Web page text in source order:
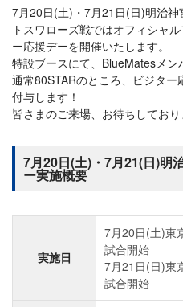
7月20日(土)・7月21日(日)明治
トスワローズ戦ではオフィシャ
ー応援デーを開催いたします。
特設ブースにて、BlueMatesメン
通常80STARのところ、ビジタ
付与します！
皆さまのご来場、お待ちしており
7月20日(土)・7月21(日)明
ー実施概要
実施日
7月20日(土)東
試合開始
7月21日(日)東
試合開始